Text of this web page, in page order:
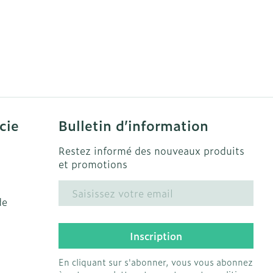
Bulletin d’information
Restez informé des nouveaux produits
et promotions
Adresse mail
Inscription
En cliquant sur s'abonner, vous vous abonnez